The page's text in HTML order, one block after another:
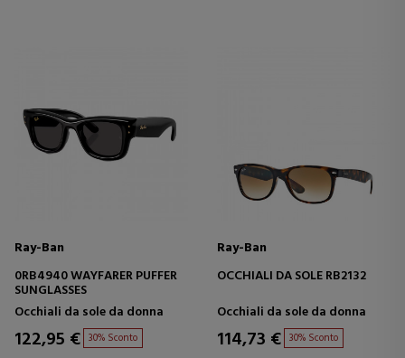
Ray-Ban
0RB4940 WAYFARER PUFFER
SUNGLASSES
Occhiali da sole da donna
122,95 € 30% Sconto
Ray-Ban
OCCHIALI DA SOLE RB2132
Occhiali da sole da donna
114,73 € 30% Sconto